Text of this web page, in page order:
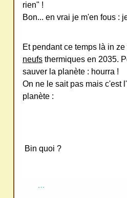
rien" !
Bon... en vrai je m'en fous :
Et pendant ce temps là in
neufs thermiques en 2035.
sauver la planète : hourra !
On ne le sait pas mais c'est
planète :
Bin quoi ?
…